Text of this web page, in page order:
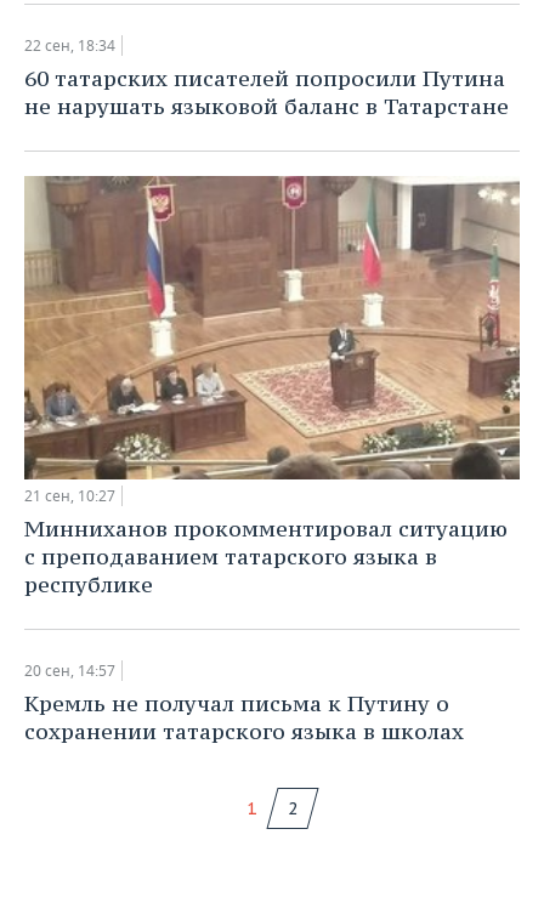
22 сен, 18:34
60 татарских писателей попросили Путина
не нарушать языковой баланс в Татарстане
21 сен, 10:27
Минниханов прокомментировал ситуацию
с преподаванием татарского языка в
республике
20 сен, 14:57
Кремль не получал письма к Путину о
сохранении татарского языка в школах
1 2